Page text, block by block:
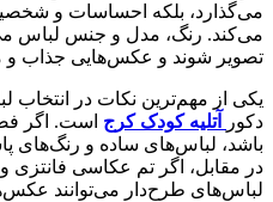
می‌گذارد، بلکه احساسات و
می‌کند. رنگ، مدل و جنس لباس
تصویر شوند و عکس‌هایی جذاب و
یکی از مهم‌ترین نکات در انتخاب
دکور
آتلیه کودک کرج است. اگر
باشد، لباس‌های ساده و رنگ‌های
در مقابل، اگر تم عکاسی فانتزی
لباس‌های طرح‌دار می‌توانند